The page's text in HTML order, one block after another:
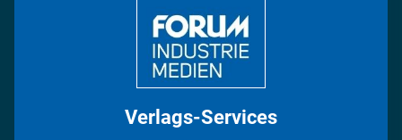
Verlags-Services